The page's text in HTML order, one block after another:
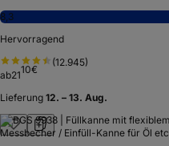
8,3
Hervorragend
(12.945)
ab2110€
Lieferung 12. – 13. Aug.